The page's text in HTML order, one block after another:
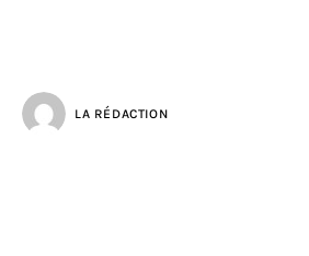
LA RÉDACTION